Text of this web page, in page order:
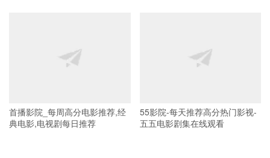
首播影院_每周高分电影推荐,经
典电影,电视剧每日推荐
55影院-每天推荐高分热门影视-
五五电影剧集在线观看